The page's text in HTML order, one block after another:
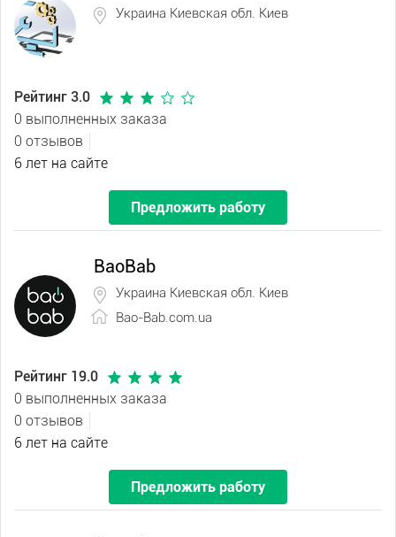
Украина Киевская обл. Киев
Рейтинг 3.0
0 выполненных заказа
0 отзывов
6 лет на сайте
Предложить работу
BaoBab
Украина Киевская обл. Киев
Bao-Bab.com.ua
Рейтинг 19.0
0 выполненных заказа
0 отзывов
6 лет на сайте
Предложить работу